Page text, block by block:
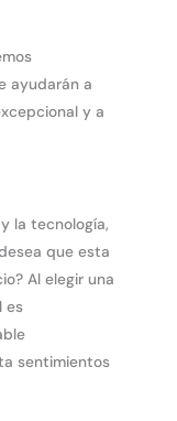
ayudarán a
y a
la tecnología,
que esta
Al elegir una
es
sentimientos